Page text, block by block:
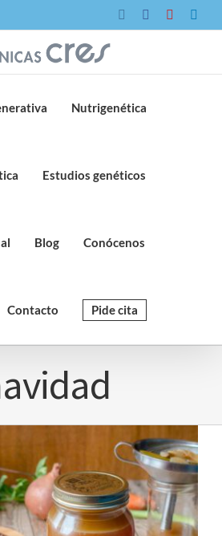
InstagramFacebookYouTube
Nutrigenética
Estudios genéticos
Blog Conócenos
Contacto Pide cita